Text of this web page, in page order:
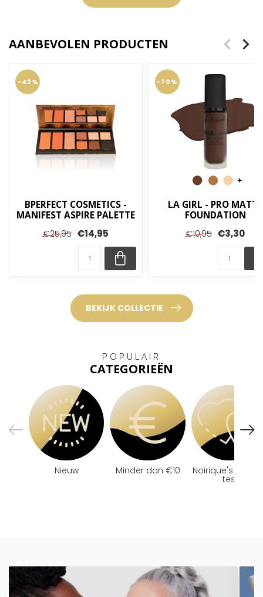
AANBEVOLEN PRODUCTEN
-42%
BPERFECT COSMETICS -
MANIFEST ASPIRE PALETTE
€25,95 €14,95
-70%
LA GIRL - PRO MATTE
FOUNDATION
€10,95 €3,30
BEKIJK COLLECTIE
POPULAIR
CATEGORIEËN
Nieuw Minder dan €10 Noirique's
tes